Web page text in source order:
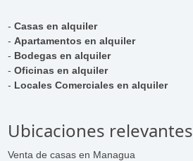
-Casas en alquiler
-Apartamentos en alquiler
- Bodegas en alquiler
-Oficinas en alquiler
- Locales Comerciales en alquiler
Ubicaciones relevantes
Venta de casas en Managua